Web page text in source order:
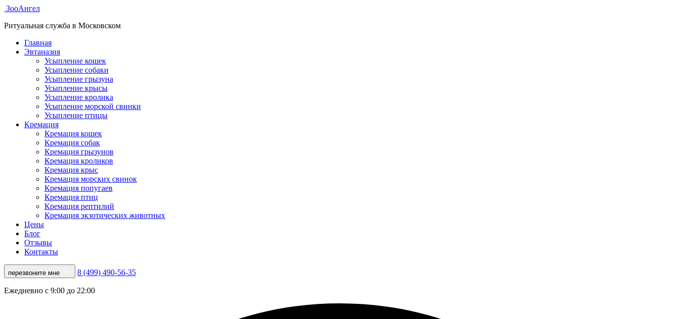
ЗооАнгел
Ритуальная служба в Московском
Главная
Эвтаназия
Усыпление кошек
Усыпление собаки
Усыпление грызуна
Усыпление крысы
Усыпление кролика
Усыпление морской свинки
Усыпление птицы
Кремация
Кремация кошек
Кремация собак
Кремация грызунов
Кремация кроликов
Кремация крыс
Кремация морских свинок
Кремация попугаев
Кремация птиц
Кремация рептилий
Кремация экзотических животных
Цены
Блог
Отзывы
Контакты
перезвоните мне 8 (499) 490-56-35
Ежедневно с 9:00 до 22:00